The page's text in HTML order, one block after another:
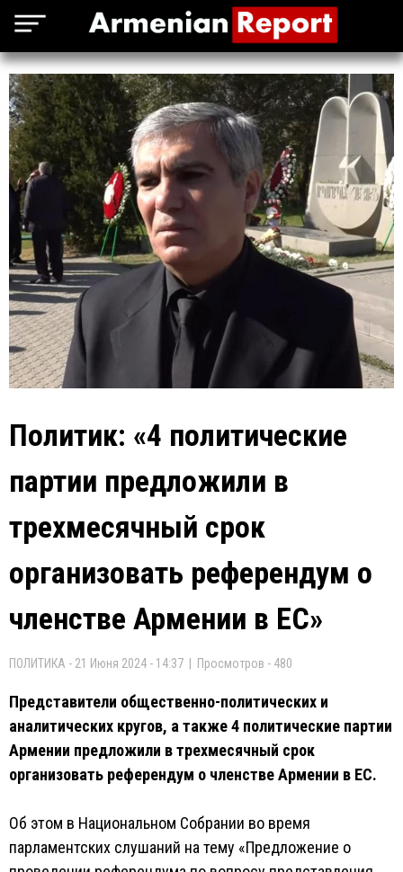
Политик: «4 политические
партии предложили в
трехмесячный срок
организовать референдум о
членстве Армении в ЕС»
ПОЛИТИКА - 21 Июня 2024 - 14:37 | Просмотров - 480
Представители общественно-политических и
аналитических кругов, а также 4 политические партии
Армении предложили в трехмесячный срок
организовать референдум о членстве Армении в ЕС.
Об этом в Национальном Собрании во время
парламентских слушаний на тему «Предложение о